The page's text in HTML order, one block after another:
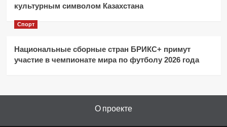
культурным символом Казахстана
Спорт
Национальные сборные стран БРИКС+ примут
участие в чемпионате мира по футболу 2026 года
О проекте